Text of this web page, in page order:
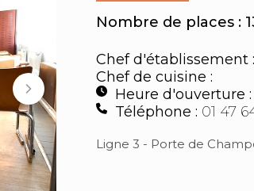
Nombre de places :
Chef d'établissement :
Chef de cuisine :
Heure d'ouverture :
Téléphone : 01 47
Ligne 3 - Porte de